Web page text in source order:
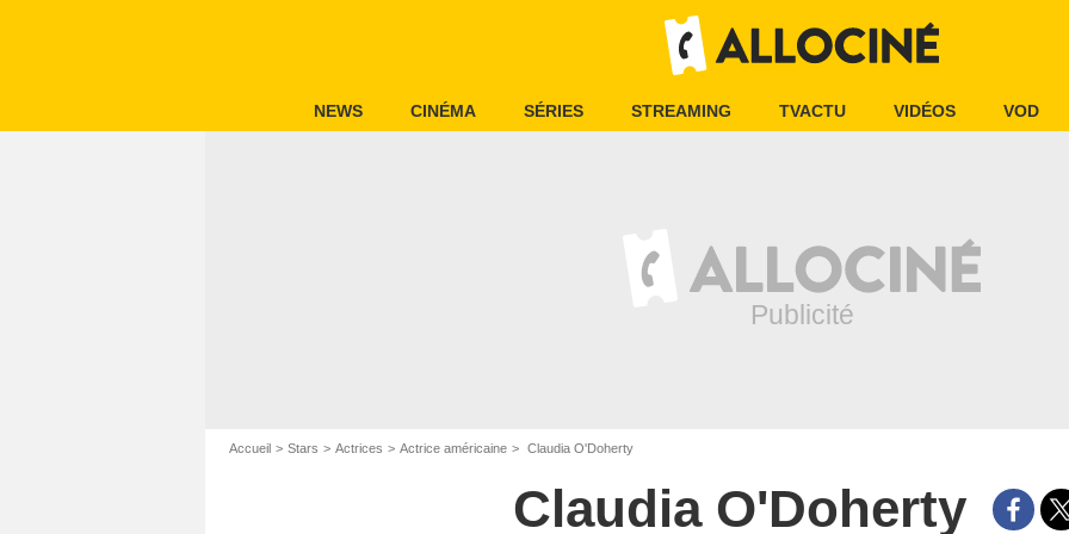
NEWS CINÉMA SÉRIES STREAMING TVACTU VIDÉOS VOD
Accueil Stars Actrices Actrice américaine Claudia O'Doherty
Claudia O'Doherty